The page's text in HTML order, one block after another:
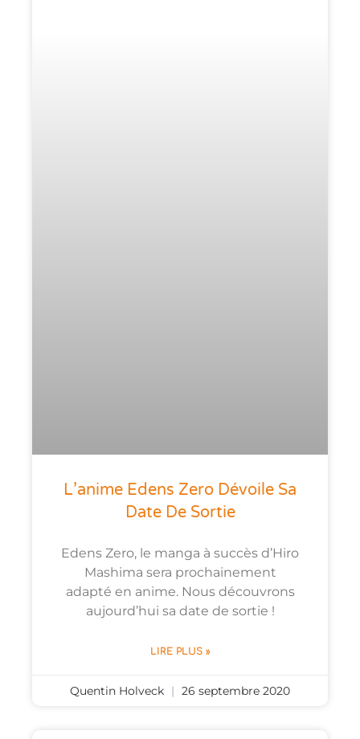
L’anime Edens Zero Dévoile Sa
Date De Sortie
Edens Zero, le manga à succès d’Hiro
Mashima sera prochainement
adapté en anime. Nous découvrons
aujourd’hui sa date de sortie !
LIRE PLUS »
Quentin Holveck 26 septembre 2020